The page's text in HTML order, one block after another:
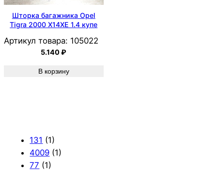
Шторка багажника Opel
Tigra 2000 X14XE 1.4 купе
Артикул товара: 105022
5.140₽
В корзину
131 (1)
4009 (1)
77 (1)